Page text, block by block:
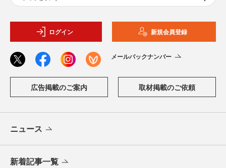
ログイン 新規会員登録
メールバックナンバー
広告掲載のご案内 取材掲載のご依頼
ニュース
新着記事一覧